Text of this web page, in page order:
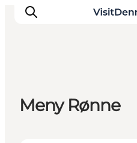
Ispirazioni
Dove andare
Meny Rønne